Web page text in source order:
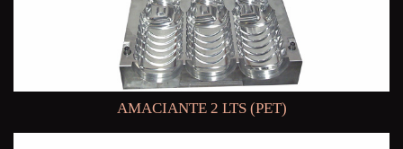
AMACIANTE 2 LTS (PET)